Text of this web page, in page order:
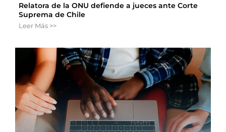
Relatora de la ONU defiende a jueces ante Corte
Suprema de Chile
Leer Más >>